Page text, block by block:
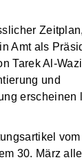
Amt als
Tarek Al-
und
erscheinen
30. März alle